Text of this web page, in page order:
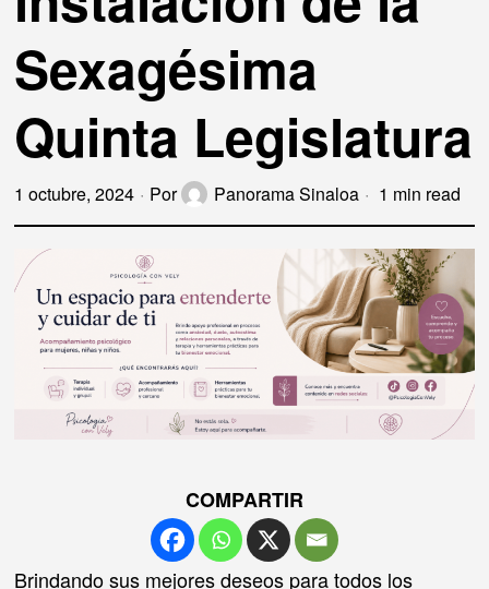
Sexagésima
Quinta Legislatura
1 octubre, 2024 Por Panorama Sinaloa 1 min read
COMPARTIR
Brindando sus mejores deseos para todos los